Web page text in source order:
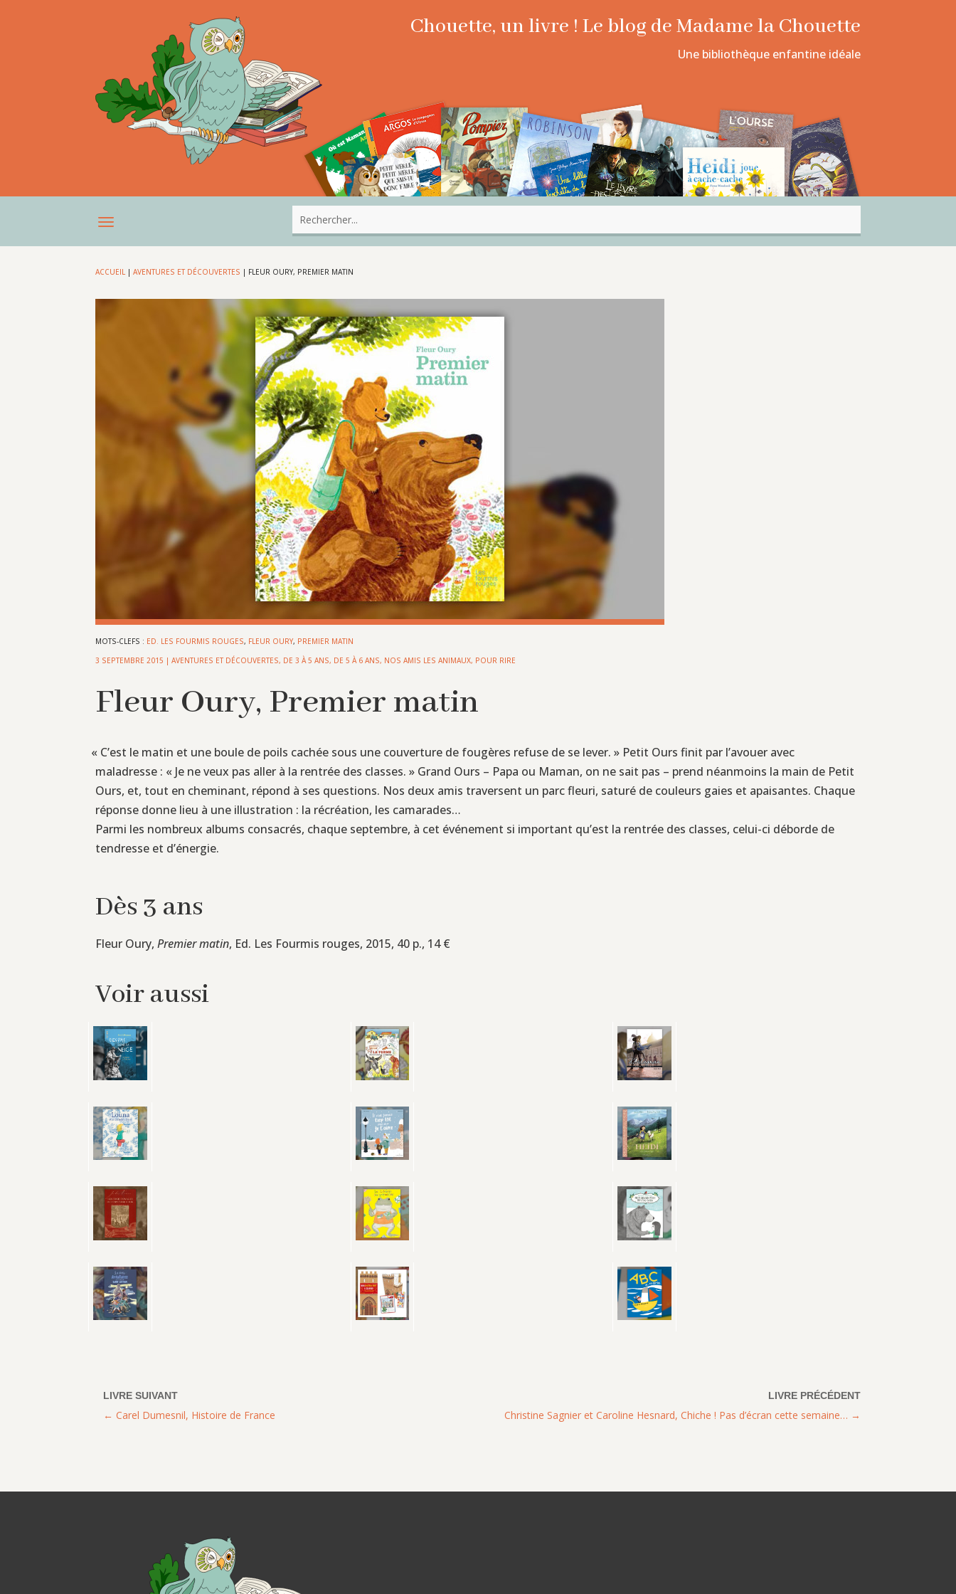
Chouette, un livre ! Le blog de Madame la Chouette
Une bibliothèque enfantine idéale
ACCUEIL |AVENTURES ET DÉCOUVERTES | FLEUR OURY, PREMIER MATIN
MOTS-CLEFS : ED. LES FOURMIS ROUGES, FLEUR OURY, PREMIER MATIN
3 SEPTEMBRE 2015 |AVENTURES ET DÉCOUVERTES, DE 3 À 5 ANS, DE 5 À 6 ANS, NOS AMIS LES ANIMAUX, POUR RIRE
Fleur Oury, Premier matin
« C’est le matin et une boule de poils cachée sous une couverture de fougères refuse de se lever. » Petit Ours finit par l’avouer avec
maladresse : « Je ne veux pas aller à la rentrée des classes. » Grand Ours – Papa ou Maman, on ne sait pas – prend néanmoins la main de Petit
Ours, et, tout en cheminant, répond à ses questions. Nos deux amis traversent un parc fleuri, saturé de couleurs gaies et apaisantes. Chaque
réponse donne lieu à une illustration : la récréation, les camarades…
Parmi les nombreux albums consacrés, chaque septembre, à cet événement si important qu’est la rentrée des classes, celui-ci déborde de
tendresse et d’énergie.
Dès 3 ans
Fleur Oury,Premier matin, Ed. Les Fourmis rouges, 2015, 40 p., 14 €
Voir aussi
Christine Sagnier et Caroline Hesnard, Chiche ! Pas d’écran cette semaine…
Carel Dumesnil, Histoire de France